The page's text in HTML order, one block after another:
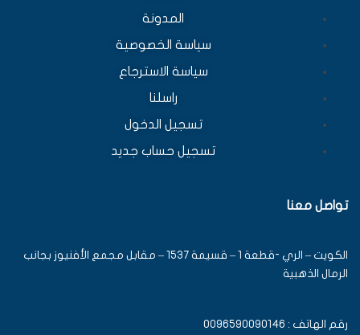
المدونة
سياسة الخصوصية
سياسة الاسترجاع
راسلنا
تسجيل الدخول
تسجيل حساب جديد
تواصل معنا
الكويت – الري -قطعة 1 – قسيمة 1537 – مقابل مجمع الأفنيوز بجانب
الرمال الذهبية
رقم الهاتف : 0096590090146